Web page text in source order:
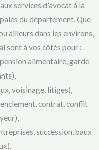
services d’avocat à la
du département. Que
ailleurs dans les environs,
sont à vos côtés pour :
alimentaire, garde
voisinage, litiges),
contrat, conflit
succession, baux